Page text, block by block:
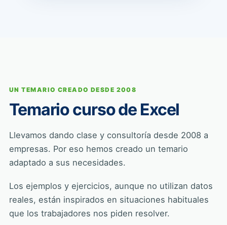
UN TEMARIO CREADO DESDE 2008
Temario curso de Excel
Llevamos dando clase y consultoría desde 2008 a
empresas. Por eso hemos creado un temario
adaptado a sus necesidades.
Los ejemplos y ejercicios, aunque no utilizan datos
reales, están inspirados en situaciones habituales
que los trabajadores nos piden resolver.